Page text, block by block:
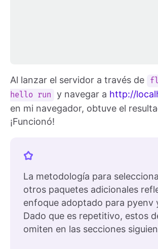
Al lanzar el servidor a través de
hello run
y navegar a http://
en mi navegador, obtuve el
¡Funcionó!
La metodología para
otros paquetes adicionales
enfoque adoptado para pyenv
Dado que es repetitivo, estos
omiten en las secciones